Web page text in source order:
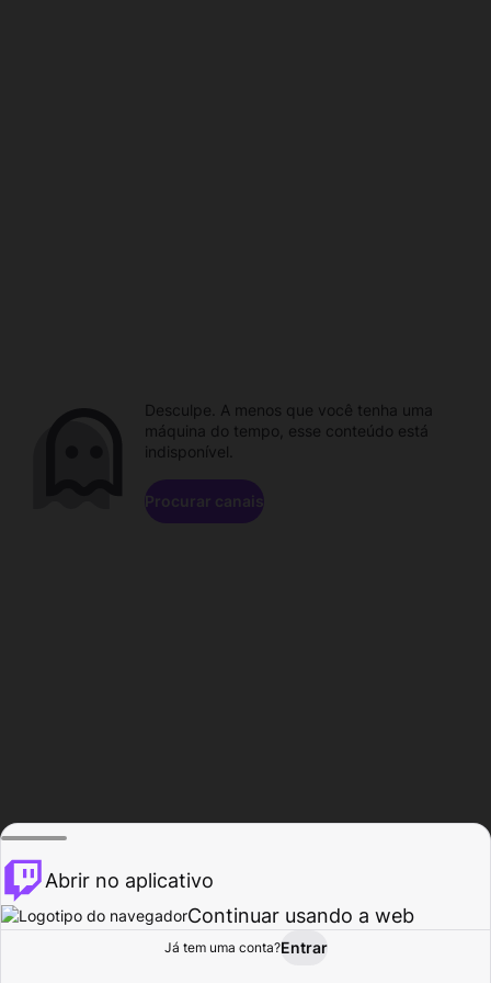
Procurar Atividade
Desculpe. A menos que você tenha uma
máquina do tempo, esse conteúdo está
indisponível.
Procurar canais
Abrir no aplicativo
Continuar usando a web
Já tem uma conta?Entrar